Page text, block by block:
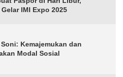
IMI Expo 2025
Kemajemukan dan
Modal Sosial